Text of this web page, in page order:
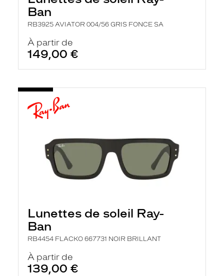
Ban
RB3925 AVIATOR 004/56 GRIS FONCE SA
À partir de
149,00 €
Lunettes de soleil Ray-
Ban
RB4454 FLACKO 667731 NOIR BRILLANT
À partir de
139,00 €